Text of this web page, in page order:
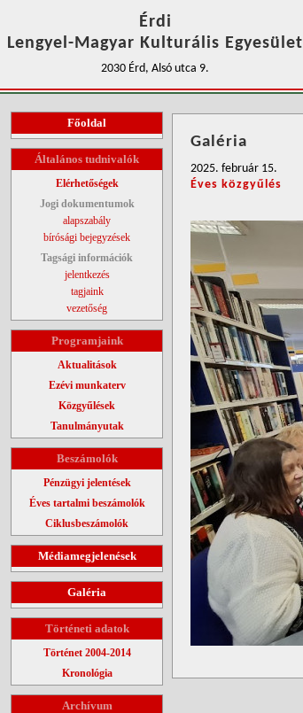
Érdi
Lengyel-Magyar Kulturális Egyesület
2030 Érd, Alsó utca 9.
Főoldal
Általános tudnivalók
Elérhetőségek
Jogi dokumentumok
alapszabály
bírósági bejegyzések
Tagsági információk
jelentkezés
tagjaink
vezetőség
Programjaink
Aktualitások
Ezévi munkaterv
Közgyűlések
Tanulmányutak
Beszámolók
Pénzügyi jelentések
Éves tartalmi beszámolók
Ciklusbeszámolók
Médiamegjelenések
Galéria
Történeti adatok
Történet 2004-2014
Kronológia
Archívum
Galéria
2025. február 15.
Éves közgyűlés